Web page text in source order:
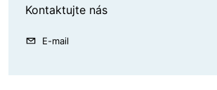
Kontaktujte nás
E-mail